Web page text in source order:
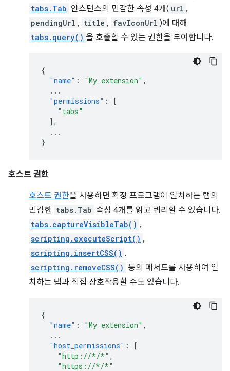
tabs.Tab 인스턴스의 민감한 속성 4개( url ,
pendingUrl , title , favIconUrl )에 대해
tabs.query() 을 호출할 수 있는 권한을 부여합니다.
{
"name" : "My extension" ,
...
"permissions" :
[
"tabs"
],
...
}
호스트 권한
호스트 권한을 사용하면 확장 프로그램이 일치하는 탭의
민감한 tabs.Tab 속성 4개를 읽고 쿼리할 수 있습니다.
tabs.captureVisibleTab() ,
scripting.executeScript() ,
scripting.insertCSS() ,
scripting.removeCSS() 등의 메서드를 사용하여 일
치하는 탭과 직접 상호작용할 수도 있습니다.
{
"name" : "My extension" ,
...
"host_permissions" :
[
"http://*/*" ,
"https://*/*"